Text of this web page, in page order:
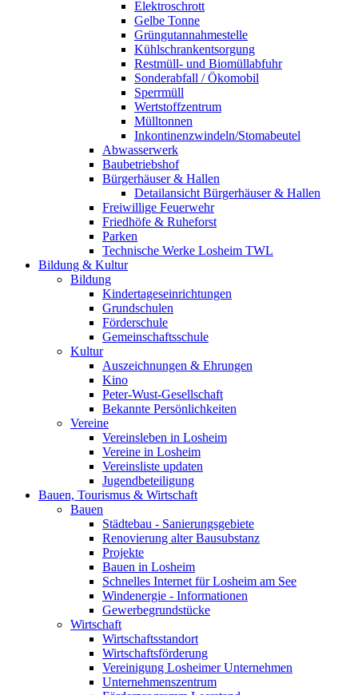
Elektroschrott
Gelbe Tonne
Grüngutannahmestelle
Kühlschrankentsorgung
Restmüll- und Biomüllabfuhr
Sonderabfall / Ökomobil
Sperrmüll
Wertstoffzentrum
Mülltonnen
Inkontinenzwindeln/Stomabeutel
Abwasserwerk
Baubetriebshof
Bürgerhäuser & Hallen
Detailansicht Bürgerhäuser & Hallen
Freiwillige Feuerwehr
Friedhöfe & Ruheforst
Parken
Technische Werke Losheim TWL
Bildung & Kultur
Bildung
Kindertageseinrichtungen
Grundschulen
Förderschule
Gemeinschaftsschule
Kultur
Auszeichnungen & Ehrungen
Kino
Peter-Wust-Gesellschaft
Bekannte Persönlichkeiten
Vereine
Vereinsleben in Losheim
Vereine in Losheim
Vereinsliste updaten
Jugendbeteiligung
Bauen, Tourismus & Wirtschaft
Bauen
Städtebau - Sanierungsgebiete
Renovierung alter Bausubstanz
Projekte
Bauen in Losheim
Schnelles Internet für Losheim am See
Windenergie - Informationen
Gewerbegrundstücke
Wirtschaft
Wirtschaftsstandort
Wirtschaftsförderung
Vereinigung Losheimer Unternehmen
Unternehmenszentrum